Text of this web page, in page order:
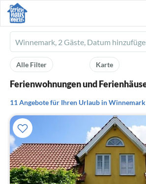
Ferienhausmiete
logo
Karte
Alle Filter
Ferienwohnungen und
11 Angebote für Ihren Urlaub in Winnemark